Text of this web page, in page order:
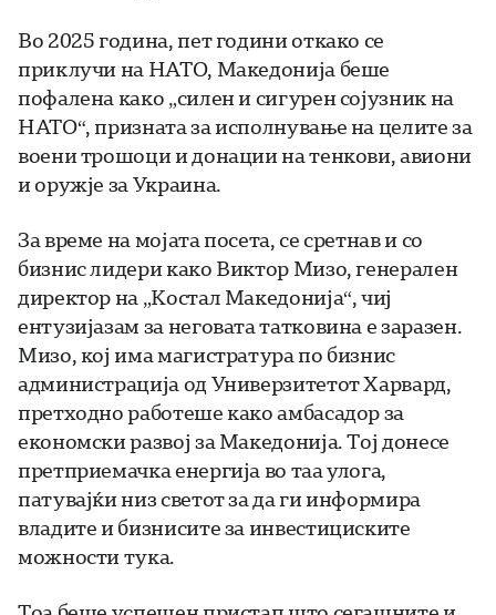
Во 2025 година, пет години откако се
приклучи на НАТО, Македонија беше
пофалена како „силен и сигурен сојузник на
НАТО“, призната за исполнување на целите за
воени трошоци и донации на тенкови, авиони
и оружје за Украина.
За време на мојата посета, се сретнав и со
бизнис лидери како Виктор Мизо, генерален
директор на „Костал Македонија“, чиј
ентузијазам за неговата татковина е заразен.
Мизо, кој има магистратура по бизнис
администрација од Универзитетот Харвард,
претходно работеше како амбасадор за
економски развој за Македонија. Тој донесе
претприемачка енергија во таа улога,
патувајќи низ светот за да ги информира
владите и бизнисите за инвестициските
можности тука.